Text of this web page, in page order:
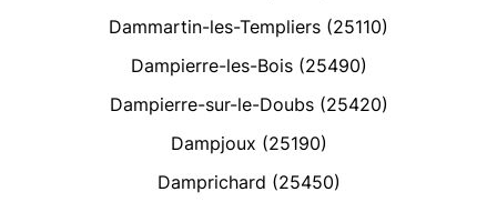
Dammartin-les-Templiers (25110)
Dampierre-les-Bois (25490)
Dampierre-sur-le-Doubs (25420)
Dampjoux (25190)
Damprichard (25450)